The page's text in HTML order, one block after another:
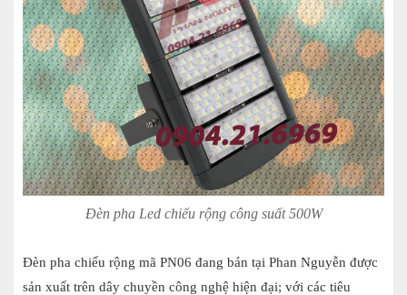
Đèn pha Led chiếu rộng công suất 500W
Đèn pha chiếu rộng mã PN06 đang bán tại Phan Nguyễn được
sản xuất trên dây chuyền công nghệ hiện đại; với các tiêu